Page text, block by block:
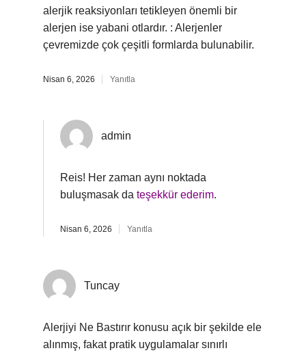
alerjik reaksiyonları tetikleyen önemli bir
alerjen ise yabani otlardır. : Alerjenler
çevremizde çok çeşitli formlarda bulunabilir.
Nisan 6, 2026 Yanıtla
admin
Reis! Her zaman aynı noktada
buluşmasak da teşekkür ederim.
Nisan 6, 2026 Yanıtla
Tuncay
Alerjiyi Ne Bastırır konusu açık bir şekilde ele
alınmış, fakat pratik uygulamalar sınırlı